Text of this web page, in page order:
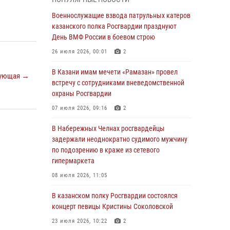
→
Военнослужащие взвода патрульных катеров
казанского полка Росгвардии празднуют
День ВМФ России в боевом строю
26 июля 2026, 00:01 2
«бронзу» в окружном этапе конкурса
профессионального мастерства
24 июля 2026, 15:05
концерт певицы Кристины Соколовской
23 июля 2026, 10:22 2
В Нижнекамске сотрудники Росгвардии
задержали подозреваемого в краже
В Казани Росгвардия приняла участие в
обеспечении безопасности крестного хода и
Военнослужащие взвода патрульных катеров
казанского полка Росгвардии празднуют
День ВМФ России в боевом строю
26 июля 2026, 00:01 2
В Казани имам мечети «Рамазан» провел
встречу с сотрудниками вневедомственной
охраны Росгвардии
07 июля 2026, 09:16 2
В Набережных Челнах росгвардейцы
задержали неоднократно судимого мужчину
по подозрению в краже из сетевого
гипермаркета
08 июля 2026, 11:05
В казанском полку Росгвардии состоялся
концерт певицы Кристины Соколовской
23 июля 2026, 10:22 2